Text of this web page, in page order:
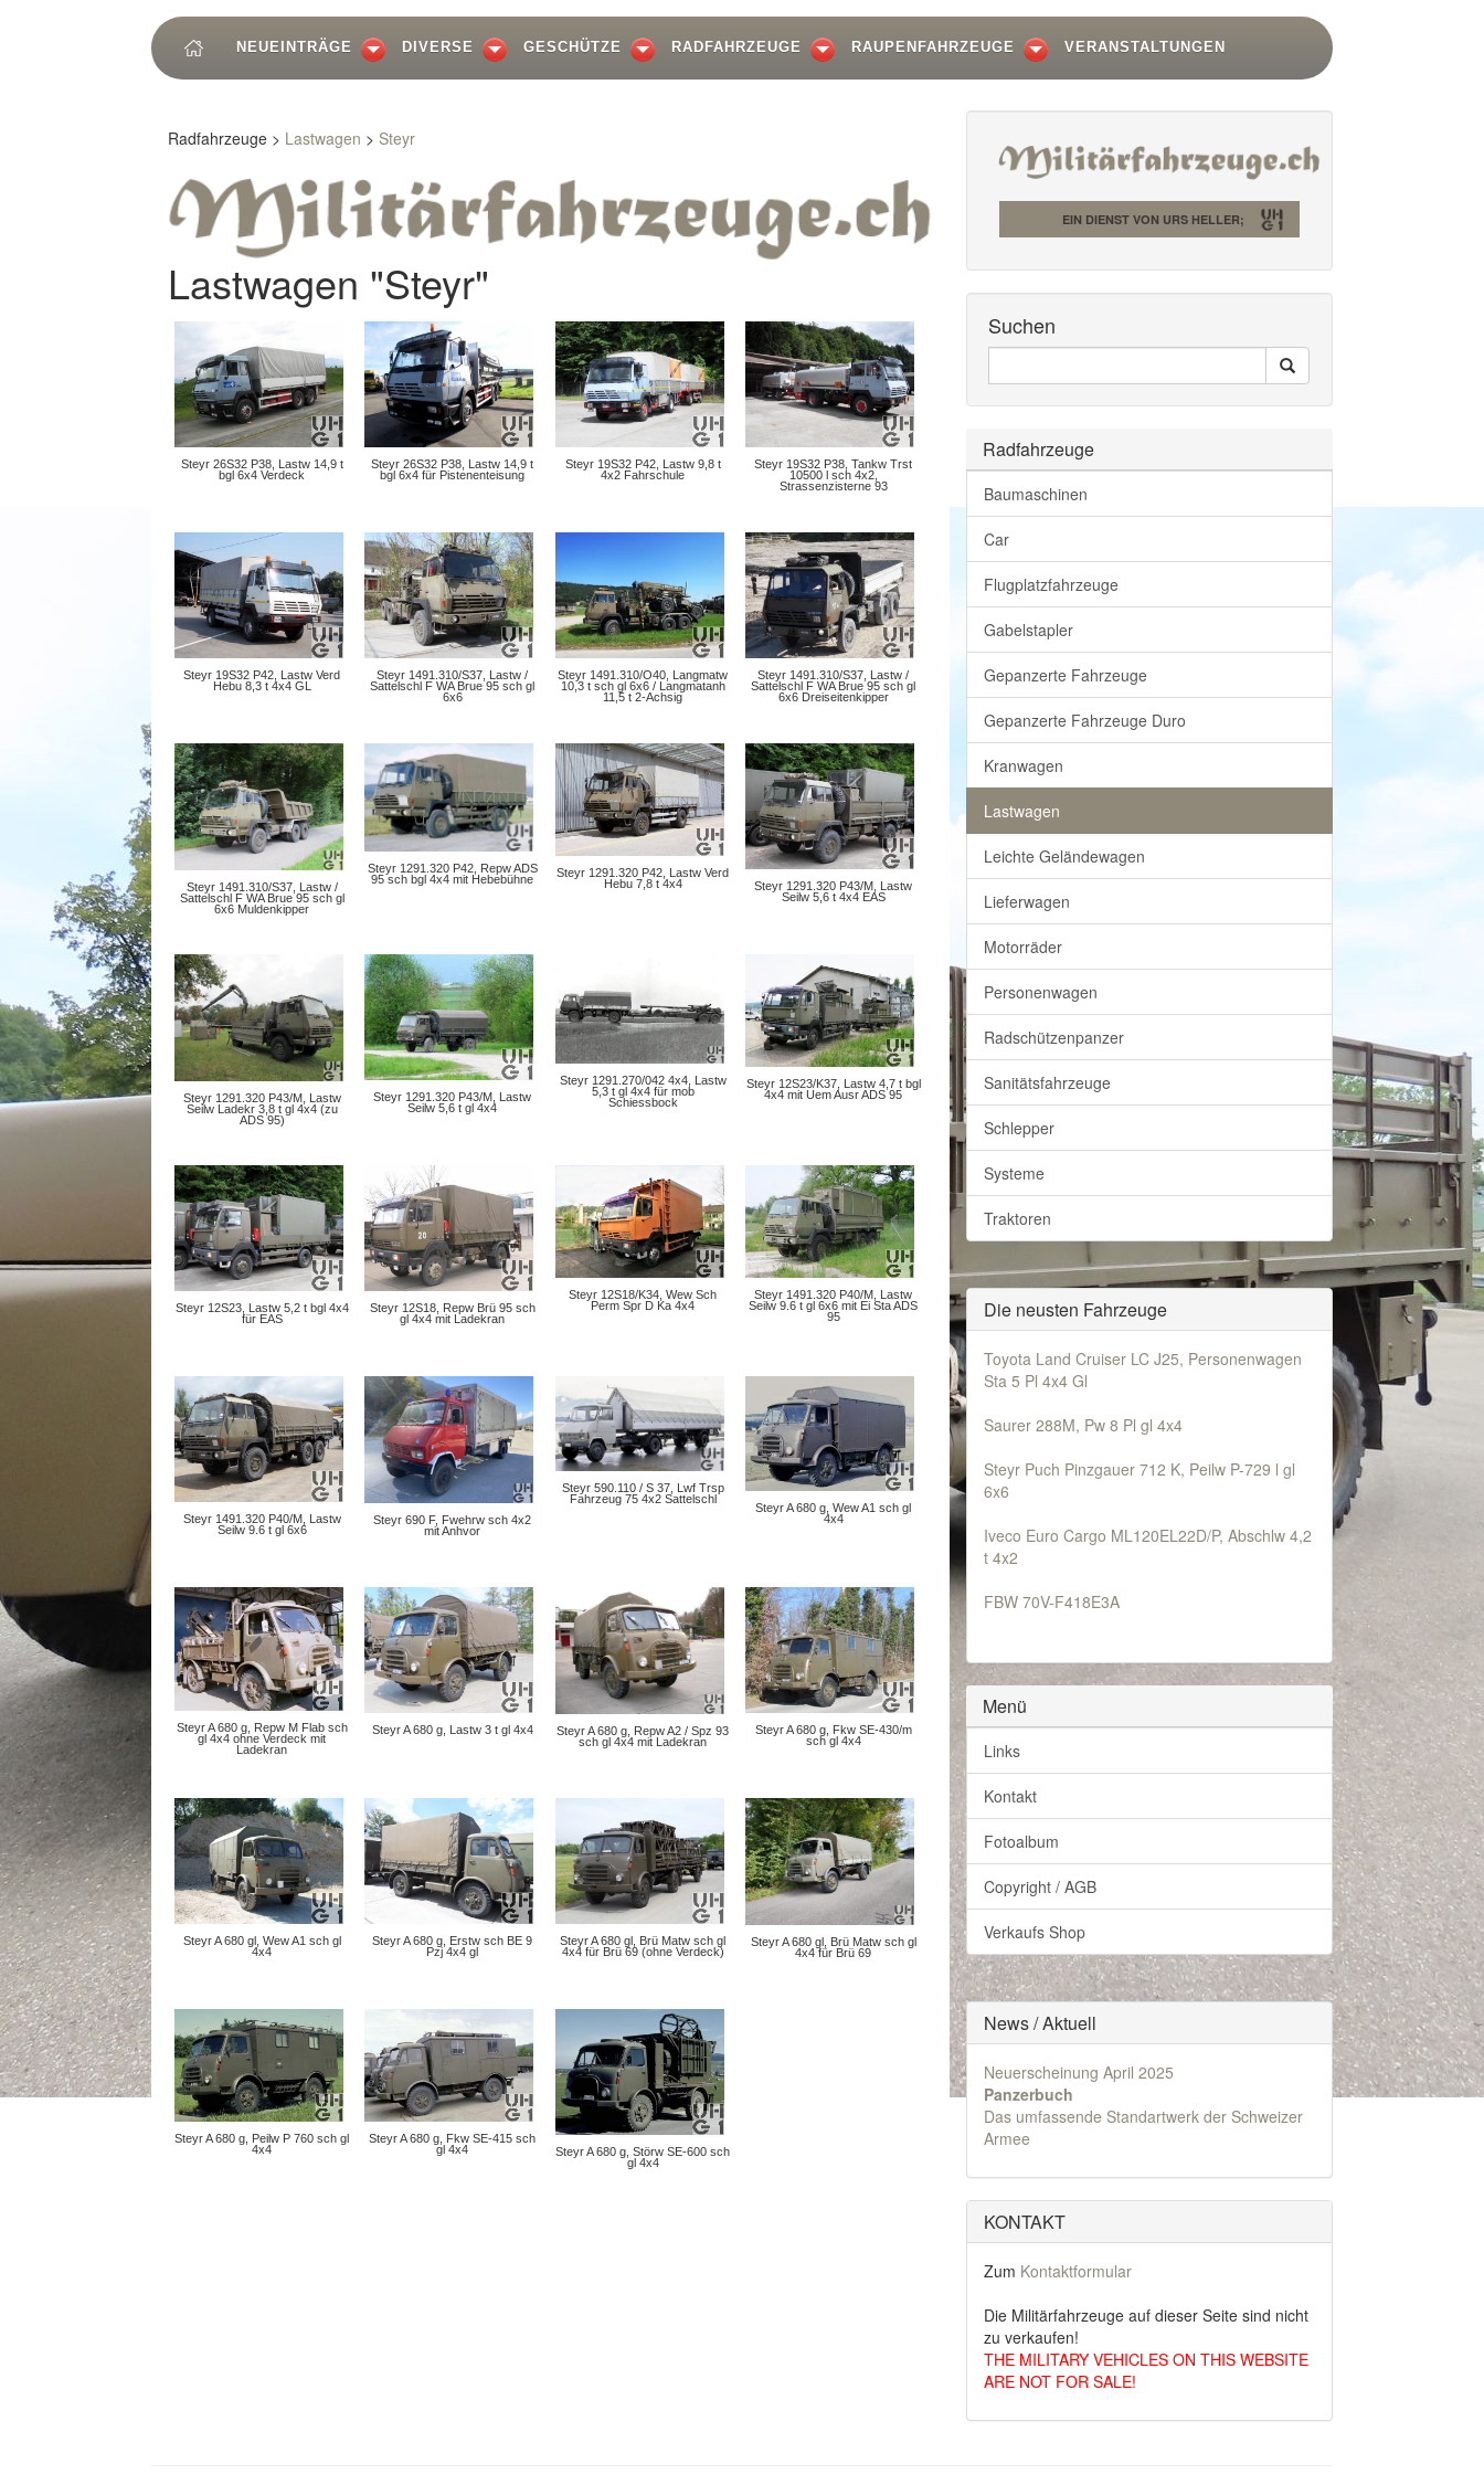
NEUEINTRÄGE DIVERSE GESCHÜTZE RADFAHRZEUGE RAUPENFAHRZEUGE VERANSTALTUNGEN
Radfahrzeuge > Lastwagen > Steyr
Lastwagen "Steyr"
Steyr 26S32 P38, Lastw 14,9 t
bgl 6x4 Verdeck
Steyr 26S32 P38, Lastw 14,9 t
bgl 6x4 für Pistenenteisung
Steyr 19S32 P42, Lastw 9,8 t
4x2 Fahrschule
Steyr 19S32 P38, Tankw Trst
10500 l sch 4x2,
Strassenzisterne 93
Steyr 19S32 P42, Lastw Verd
Hebu 8,3 t 4x4 GL
Steyr 1491.310/S37, Lastw /
Sattelschl F WA Brue 95 sch gl
6x6
Steyr 1491.310/O40, Langmatw
10,3 t sch gl 6x6 / Langmatanh
11,5 t 2-Achsig
Steyr 1491.310/S37, Lastw /
Sattelschl F WA Brue 95 sch gl
6x6 Dreiseitenkipper
Steyr 1491.310/S37, Lastw /
Sattelschl F WA Brue 95 sch gl
6x6 Muldenkipper
Steyr 1291.320 P42, Repw ADS
95 sch bgl 4x4 mit Hebebühne
Steyr 1291.320 P42, Lastw Verd
Hebu 7,8 t 4x4
Steyr 1291.320 P43/M, Lastw
Seilw 5,6 t 4x4 EAS
Steyr 1291.320 P43/M, Lastw
Seilw Ladekr 3,8 t gl 4x4 (zu
ADS 95)
Steyr 1291.320 P43/M, Lastw
Seilw 5,6 t gl 4x4
Steyr 1291.270/042 4x4, Lastw
5,3 t gl 4x4 für mob
Schiessbock
Steyr 12S23/K37, Lastw 4,7 t bgl
4x4 mit Uem Ausr ADS 95
Steyr 12S23, Lastw 5,2 t bgl 4x4
für EAS
Steyr 12S18, Repw Brü 95 sch
gl 4x4 mit Ladekran
Steyr 12S18/K34, Wew Sch
Perm Spr D Ka 4x4
Steyr 1491.320 P40/M, Lastw
Seilw 9.6 t gl 6x6 mit Ei Sta ADS
95
Steyr 1491.320 P40/M, Lastw
Seilw 9.6 t gl 6x6
Steyr 690 F, Fwehrw sch 4x2
mit Anhvor
Steyr 590.110 / S 37, Lwf Trsp
Fahrzeug 75 4x2 Sattelschl
Steyr A 680 g, Wew A1 sch gl
4x4
Steyr A 680 g, Repw M Flab sch
gl 4x4 ohne Verdeck mit
Ladekran
Steyr A 680 g, Lastw 3 t gl 4x4
Steyr A 680 g, Repw A2 / Spz 93
sch gl 4x4 mit Ladekran
Steyr A 680 g, Fkw SE-430/m
sch gl 4x4
Steyr A 680 gl, Wew A1 sch gl
4x4
Steyr A 680 g, Erstw sch BE 9
Pzj 4x4 gl
Steyr A 680 gl, Brü Matw sch gl
4x4 für Brü 69 (ohne Verdeck)
Steyr A 680 gl, Brü Matw sch gl
4x4 für Brü 69
Steyr A 680 g, Peilw P 760 sch gl
4x4
Steyr A 680 g, Fkw SE-415 sch
gl 4x4
Steyr A 680 g, Störw SE-600 sch
gl 4x4
EIN DIENST VON URS HELLER;
Suchen
Durchsuchen
Search
Radfahrzeuge
Baumaschinen
Car
Flugplatzfahrzeuge
Gabelstapler
Gepanzerte Fahrzeuge
Gepanzerte Fahrzeuge Duro
Kranwagen
Lastwagen
Leichte Geländewagen
Lieferwagen
Motorräder
Personenwagen
Radschützenpanzer
Sanitätsfahrzeuge
Schlepper
Systeme
Traktoren
Die neusten Fahrzeuge
Toyota Land Cruiser LC J25, Personenwagen
Sta 5 Pl 4x4 Gl
Saurer 288M, Pw 8 Pl gl 4x4
Steyr Puch Pinzgauer 712 K, Peilw P-729 l gl
6x6
Iveco Euro Cargo ML120EL22D/P, Abschlw 4,2
t 4x2
FBW 70V-F418E3A
Menü
Links
Kontakt
Fotoalbum
Copyright / AGB
Verkaufs Shop
News / Aktuell
Neuerscheinung April 2025
Panzerbuch
Das umfassende Standartwerk der Schweizer
Armee
KONTAKT
Zum Kontaktformular
Die Militärfahrzeuge auf dieser Seite sind nicht
zu verkaufen!
THE MILITARY VEHICLES ON THIS WEBSITE
ARE NOT FOR SALE!